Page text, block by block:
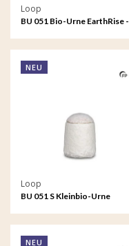
Loop
BU 051 Bio-Urne EarthRise -
NEU
Loop
BU 051 S Kleinbio-Urne
NEU